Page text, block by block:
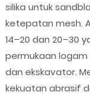
silika untuk
ketepatan mesh.
14–20 dan 20–30
permukaan
dan ekskavator.
kekuatan abrasif